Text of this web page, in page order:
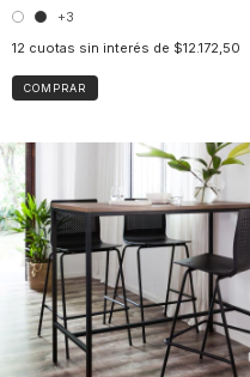
+3
12 cuotas sin interés de $12.172,50
COMPRAR